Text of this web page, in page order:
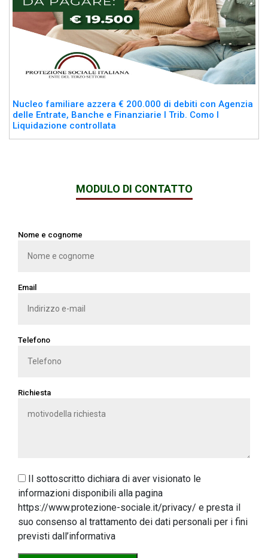
Nucleo familiare azzera € 200.000 di debiti con Agenzia
delle Entrate, Banche e Finanziarie I Trib. Como I
Liquidazione controllata
MODULO DI CONTATTO
Nome e cognome
Email
Telefono
Richiesta
Il sottoscritto dichiara di aver visionato le
informazioni disponibili alla pagina
https://www.protezione-sociale.it/privacy/ e presta il
suo consenso al trattamento dei dati personali per i fini
previsti dall’informativa